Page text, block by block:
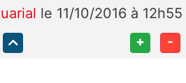
le 11/10/2016 à 12h55
+ -